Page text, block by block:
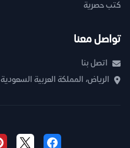
كتب حصرية
تواصل معنا
اتصل بنا
الرياض، المملكة العربية السعودية